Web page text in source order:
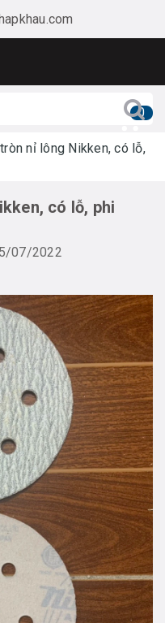
0
nỉ lông Nikken, có lỗ,
có lỗ, phi
07/2022